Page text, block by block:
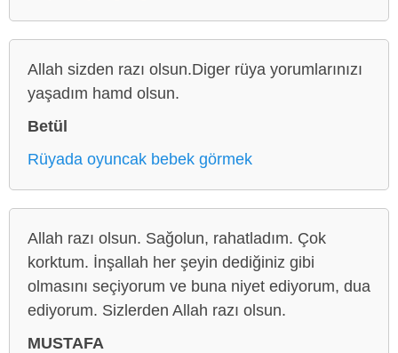
Allah sizden razı olsun.Diger rüya yorumlarınızı
yaşadım hamd olsun.
Betül
Rüyada oyuncak bebek görmek
Allah razı olsun. Sağolun, rahatladım. Çok
korktum. İnşallah her şeyin dediğiniz gibi
olmasını seçiyorum ve buna niyet ediyorum, dua
ediyorum. Sizlerden Allah razı olsun.
MUSTAFA